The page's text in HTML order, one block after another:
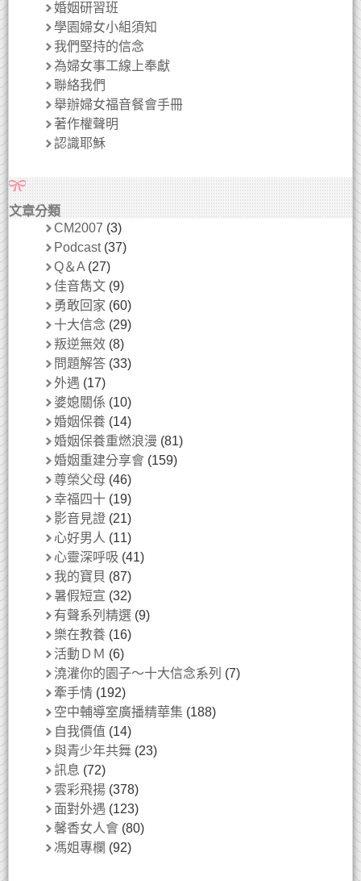
婚姻研習班
學園婦女小組須知
我們堅持的信念
為婦女事工線上奉獻
聯絡我們
舉辦婦女福音餐會手冊
著作權聲明
認識耶穌
文章分類
CM2007 (3)
Podcast(37)
Q＆A (27)
佳音雋文 (9)
勇敢回家 (60)
十大信念 (29)
叛逆無效 (8)
問題解答 (33)
外遇 (17)
婆媳關係 (10)
婚姻保養 (14)
婚姻保養重燃浪漫 (81)
婚姻重建分享會 (159)
尊榮父母 (46)
幸福四十 (19)
影音見證 (21)
心好男人 (11)
心靈深呼吸 (41)
我的寶貝 (87)
暑假短宣 (32)
有聲系列精選 (9)
樂在教養 (16)
活動ＤＭ (6)
澆灌你的園子～十大信念系列 (7)
牽手情 (192)
空中輔導室廣播精華集 (188)
自我價值 (14)
與青少年共舞 (23)
訊息 (72)
雲彩飛揚 (378)
面對外遇 (123)
馨香女人會 (80)
馮姐專欄 (92)